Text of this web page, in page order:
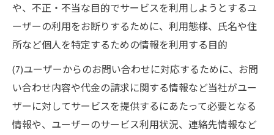
や、不正・不当な目的でサービスを利用しようとするユ
ーザーの利用をお断りするために、利用態様、氏名や住
所など個人を特定するための情報を利用する目的
(7)ユーザーからのお問い合わせに対応するために、お問
い合わせ内容や代金の請求に関する情報など当社がユー
ザーに対してサービスを提供するにあたって必要となる
情報や、ユーザーのサービス利用状況、連絡先情報など